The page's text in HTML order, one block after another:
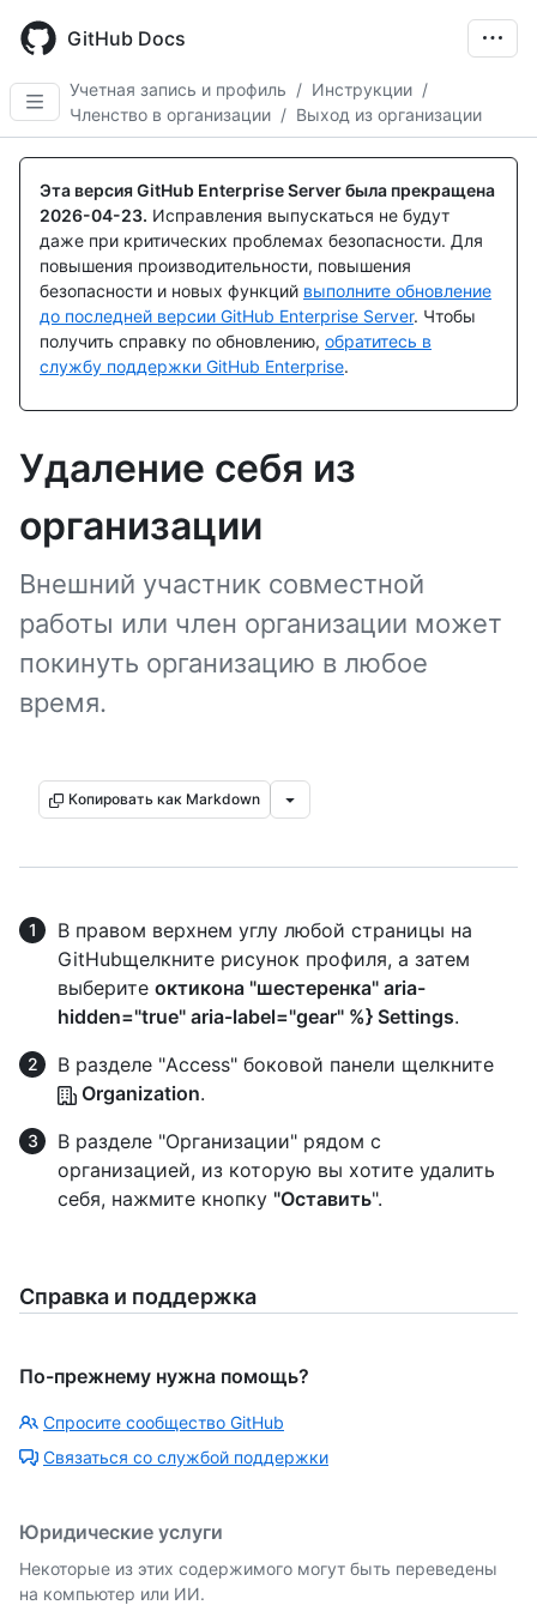
main
content
GitHub Docs
Учетная запись и профиль / Инструкции /
Членство в организации / Выход из организации
Эта версия GitHub Enterprise Server была прекращена
2026-04-23. Исправления выпускаться не будут
даже при критических проблемах безопасности. Для
повышения производительности, повышения
безопасности и новых функций выполните обновление
до последней версии GitHub Enterprise Server. Чтобы
получить справку по обновлению, обратитесь в
службу поддержки GitHub Enterprise.
Удаление себя из
организации
Внешний участник совместной
работы или член организации может
покинуть организацию в любое
время.
Копировать как Markdown
В правом верхнем углу любой страницы на
GitHubщелкните рисунок профиля, а затем
выберите октикона "шестеренка" aria-
hidden="true" aria-label="gear" %} Settings.
В разделе "Access" боковой панели щелкните
Organization.
В разделе "Организации" рядом с
организацией, из которую вы хотите удалить
себя, нажмите кнопку "Оставить".
Справка и поддержка
По-прежнему нужна помощь?
Спросите сообщество GitHub
Связаться со службой поддержки
Юридические услуги
Некоторые из этих содержимого могут быть переведены
на компьютер или ИИ.